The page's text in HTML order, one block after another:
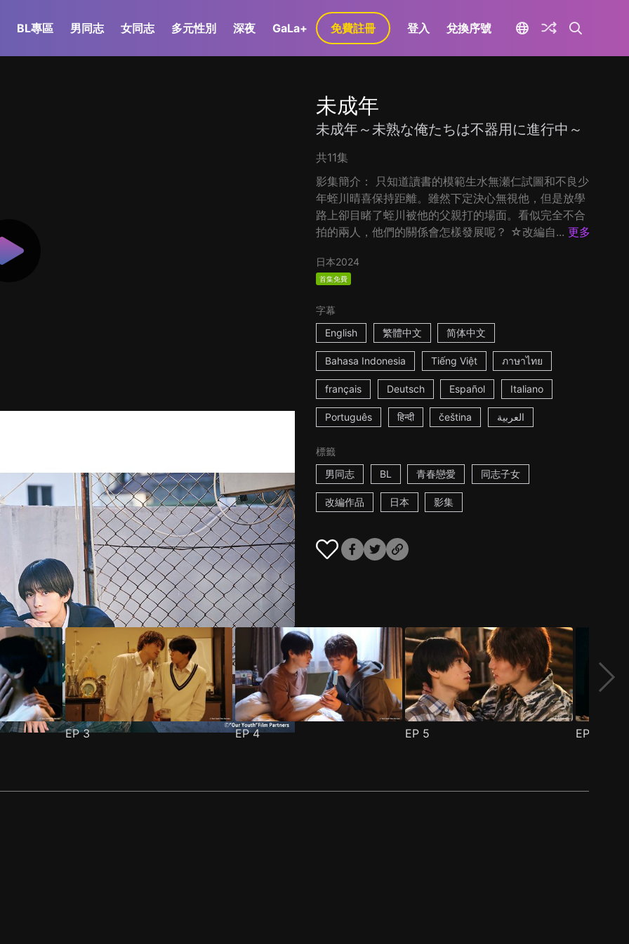
BL專區 男同志 女同志 多元性別 深夜 GaLa+ 免費註冊 登入 兌換序號
未成年
未成年～未熟な俺たちは不器用に進行中～
共11集
影集簡介： 只知道讀書的模範生水無瀬仁試圖和不良少
年蛭川晴喜保持距離。雖然下定決心無視他，但是放學
路上卻目睹了蛭川被他的父親打的場面。看似完全不合
拍的兩人，他們的關係會怎樣發展呢？ ☆改編自... 更多
日本2024
首集免費
字幕
English
繁體中文 简体中文
Bahasa Indonesia Tiếng Việt ภาษาไทย
français Deutsch Español Italiano
Português हिन्दी čeština العربية
標籤
男同志
BL 青春戀愛 同志子女
改編作品 日本 影集
EP3 EP4 EP 5 EP